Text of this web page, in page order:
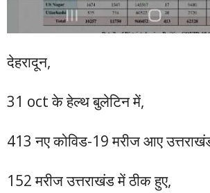
देहरादून,
31 oct के हेल्थ बुलेटिन में,
413 नए कोविड-19 मरीज आए
152 मरीज उत्तराखंड में ठीक हुए,